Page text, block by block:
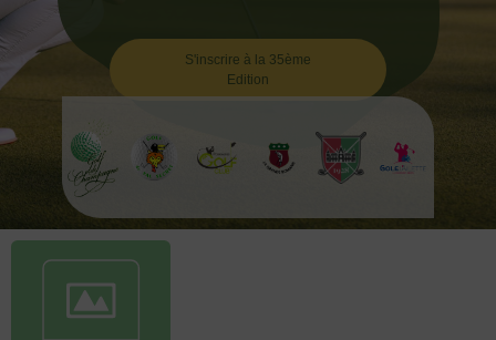
S'inscrire à la 35ème
Edition